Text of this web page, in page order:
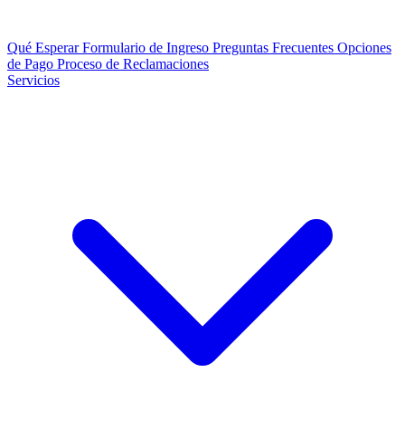
Qué EsperarFormulario de Ingreso Preguntas Frecuentes Opciones
de Pago Proceso de Reclamaciones
Servicios